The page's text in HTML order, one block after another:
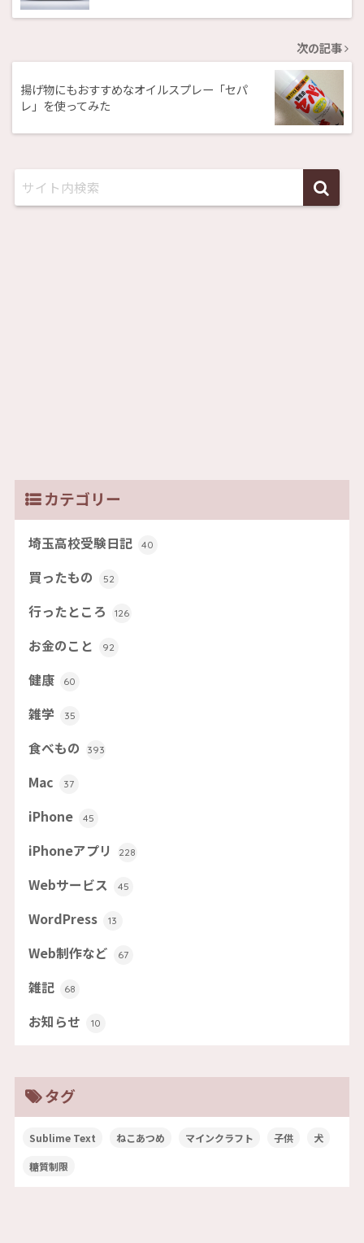
次の記事
揚げ物にもおすすめなオイルスプレー「セパ
レ」を使ってみた
カテゴリー
埼玉高校受験日記 40
買ったもの 52
行ったところ 126
お金のこと 92
健康 60
雑学 35
食べもの 393
Mac 37
iPhone 45
iPhoneアプリ 228
Webサービス 45
WordPress 13
Web制作など 67
雑記 68
お知らせ 10
タグ
Sublime Text ねこあつめ マインクラフト 子供 犬
糖質制限